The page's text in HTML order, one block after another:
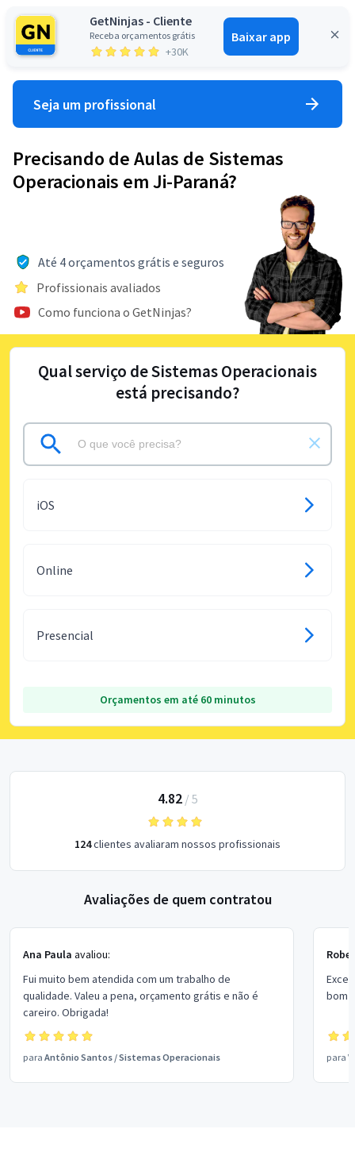
GetNinjas - Cliente
Receba orçamentos grátis
+30K
Baixar app
Entrar
Seja um profissional
Precisando de Aulas de Sistemas
Operacionais em Ji-Paraná?
Até 4 orçamentos grátis e seguros
Profissionais avaliados
Como funciona o GetNinjas?
Qual serviço de Sistemas Operacionais
está precisando?
iOS
Online
Presencial
Orçamentos em até 60 minutos
4.82/ 5
124clientes avaliaram nossos profissionais
Avaliações de quem contratou
Ana Paula avaliou:
Fui muito bem atendida com um trabalho de
qualidade. Valeu a pena, orçamento grátis e não é
careiro. Obrigada!
para Antônio Santos /Sistemas Operacionais
bom
para